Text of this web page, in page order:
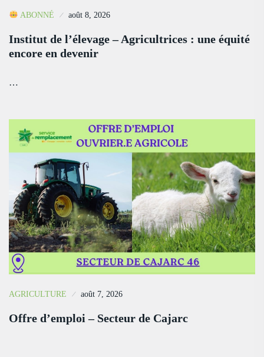
ABONNÉ août 8, 2026
Institut de l’élevage – Agricultrices : une équité
encore en devenir
…
AGRICULTURE août 7, 2026
Offre d’emploi – Secteur de Cajarc